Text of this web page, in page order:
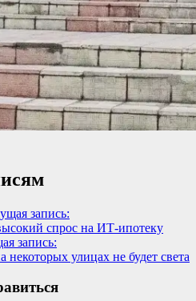
запись:
спрос на ИТ-ипотеку
запись:
улицах не будет света